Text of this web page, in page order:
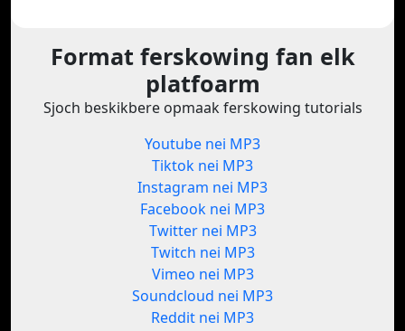
Format ferskowing fan elk
platfoarm
Sjoch beskikbere opmaak ferskowing tutorials
Youtube nei MP3
Tiktok nei MP3
Instagram nei MP3
Facebook nei MP3
Twitter nei MP3
Twitch nei MP3
Vimeo nei MP3
Soundcloud nei MP3
Reddit nei MP3